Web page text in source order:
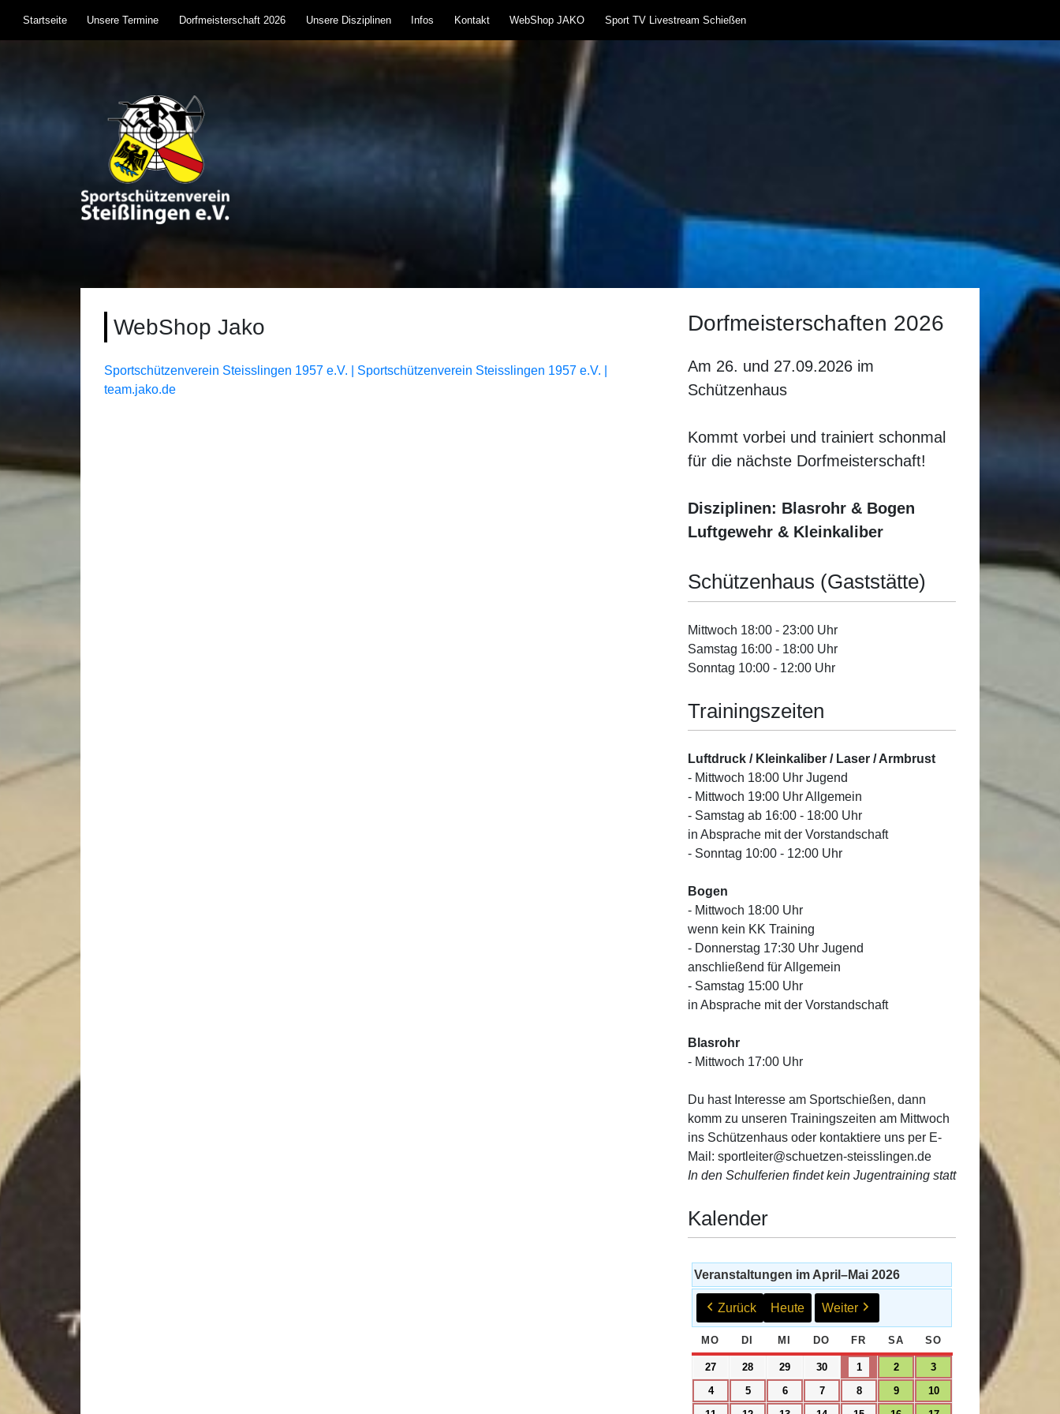
Startseite Unsere Termine Dorfmeisterschaft 2026 Unsere Disziplinen Infos Kontakt WebShop JAKO Sport TV Livestream Schießen
Sportschützenverein Steißlingen 1957 e.V
WebShop Jako
Sportschützenverein Steisslingen 1957 e.V. | Sportschützenverein Steisslingen 1957 e.V. |
team.jako.de
Dorfmeisterschaften 2026
Am 26. und 27.09.2026 im
Schützenhaus
Kommt vorbei und trainiert schonmal
für die nächste Dorfmeisterschaft!
Disziplinen: Blasrohr & Bogen
Luftgewehr & Kleinkaliber
Schützenhaus (Gaststätte)
Mittwoch 18:00 - 23:00 Uhr
Samstag 16:00 - 18:00 Uhr
Sonntag 10:00 - 12:00 Uhr
Trainingszeiten
Luftdruck / Kleinkaliber / Laser / Armbrust
- Mittwoch 18:00 Uhr Jugend
- Mittwoch 19:00 Uhr Allgemein
- Samstag ab 16:00 - 18:00 Uhr
in Absprache mit der Vorstandschaft
- Sonntag 10:00 - 12:00 Uhr
Bogen
- Mittwoch 18:00 Uhr
wenn kein KK Training
- Donnerstag 17:30 Uhr Jugend
anschließend für Allgemein
- Samstag 15:00 Uhr
in Absprache mit der Vorstandschaft
Blasrohr
- Mittwoch 17:00 Uhr
Du hast Interesse am Sportschießen, dann
komm zu unseren Trainingszeiten am Mittwoch
ins Schützenhaus oder kontaktiere uns per E-
Mail: sportleiter@schuetzen-steisslingen.de
In den Schulferien findet kein Jugentraining statt
Kalender
Veranstaltungen im April–Mai 2026
Zurück Heute Weiter
MO MONTAG
DI DIENSTAG
MI MITTWOCH
DO DONNERSTAG
FR FREITAG
SA SAMSTAG
SO
27
April
2026
28
April
2026
29
April
2026
30
April
2026
1
Mai
2026
2
Mai
2026
3
Mai
2026
4
Mai
5
Mai
6
Mai
7
Mai
8
Mai
9
Mai
10
Mai